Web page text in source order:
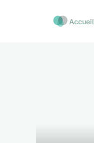
Accueil